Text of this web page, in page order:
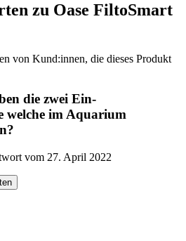
zu Oase FiltoSmart
von Kund:innen, die dieses Produkt
die zwei Ein-
welche im Aquarium
vom 27. April 2022